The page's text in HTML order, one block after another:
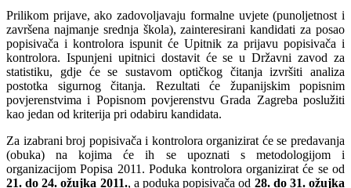
Prilikom prijave, ako zadovoljavaju formalne uvjete (punoljetnost i
završena najmanje srednja škola), zainteresirani kandidati za posao
popisivača i kontrolora ispunit će Upitnik za prijavu popisivača i
kontrolora. Ispunjeni upitnici dostavit će se u Državni zavod za
statistiku, gdje će se sustavom optičkog čitanja izvršiti analiza
postotka sigurnog čitanja. Rezultati će županijskim popisnim
povjerenstvima i Popisnom povjerenstvu Grada Zagreba poslužiti
kao jedan od kriterija pri odabiru kandidata.
Za izabrani broj popisivača i kontrolora organizirat će se predavanja
(obuka) na kojima će ih se upoznati s metodologijom i
organizacijom Popisa 2011. Poduka kontrolora organizirat će se od
21. do 24. ožujka 2011., a poduka popisivača od 28. do 31. ožujka